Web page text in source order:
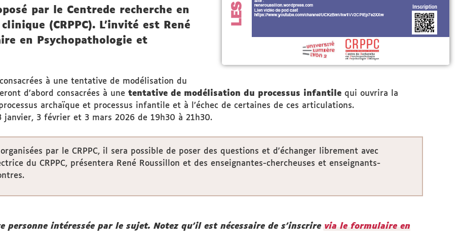
par le Centrede recherche en
(CRPPC). L'invité est René
en Psychopathologie et
à une tentative de modélisation du
d’abord consacrées à une tentative de modélisation du processus infantile qui ouvrira la
archaïque et processus infantile et à l’échec de certaines de ces articulations.
janvier, 3 février et 3 mars 2026 de 19h30 à 21h30.
par le CRPPC, il sera possible de poser des questions et d'échanger librement avec
du CRPPC, présentera René Roussillon et des enseignantes-chercheuses et enseignants-
personne intéressée par le sujet. Notez qu'il est nécessaire de s'inscrire via le formulaire en